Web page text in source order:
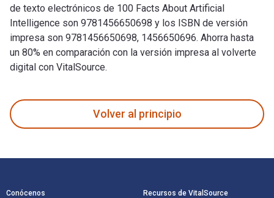
de texto electrónicos de 100 Facts About Artificial
Intelligence son 9781456650698 y los ISBN de versión
impresa son 9781456650698, 1456650696. Ahorra hasta
un 80% en comparación con la versión impresa al volverte
digital con VitalSource.
Volver al principio
Conócenos Recursos de VitalSource